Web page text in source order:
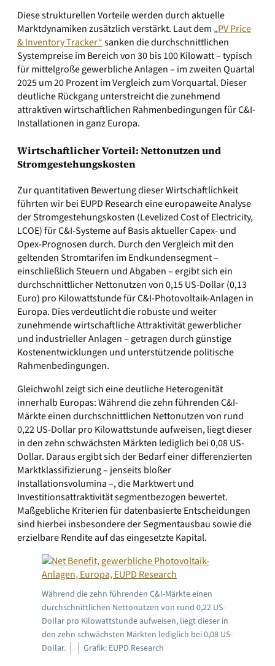
Diese strukturellen Vorteile werden durch aktuelle
Marktdynamiken zusätzlich verstärkt. Laut dem „PV Price
& Inventory Tracker“sanken die durchschnittlichen
Systempreise im Bereich von 30 bis 100 Kilowatt – typisch
für mittelgroße gewerbliche Anlagen – im zweiten Quartal
2025 um 20 Prozent im Vergleich zum Vorquartal. Dieser
deutliche Rückgang unterstreicht die zunehmend
attraktiven wirtschaftlichen Rahmenbedingungen für C&I-
Installationen in ganz Europa.
Wirtschaftlicher Vorteil: Nettonutzen und
Stromgestehungskosten
Zur quantitativen Bewertung dieser Wirtschaftlichkeit
führten wir bei EUPD Research eine europaweite Analyse
der Stromgestehungskosten (Levelized Cost of Electricity,
LCOE) für C&I-Systeme auf Basis aktueller Capex- und
Opex-Prognosen durch. Durch den Vergleich mit den
geltenden Stromtarifen im Endkundensegment –
einschließlich Steuern und Abgaben – ergibt sich ein
durchschnittlicher Nettonutzen von 0,15 US-Dollar (0,13
Euro) pro Kilowattstunde für C&I-Photovoltaik-Anlagen in
Europa. Dies verdeutlicht die robuste und weiter
zunehmende wirtschaftliche Attraktivität gewerblicher
und industrieller Anlagen – getragen durch günstige
Kostenentwicklungen und unterstützende politische
Rahmenbedingungen.
Gleichwohl zeigt sich eine deutliche Heterogenität
innerhalb Europas: Während die zehn führenden C&I-
Märkte einen durchschnittlichen Nettonutzen von rund
0,22 US-Dollar pro Kilowattstunde aufweisen, liegt dieser
in den zehn schwächsten Märkten lediglich bei 0,08 US-
Dollar. Daraus ergibt sich der Bedarf einer differenzierten
Marktklassifizierung – jenseits bloßer
Installationsvolumina –, die Marktwert und
Investitionsattraktivität segmentbezogen bewertet.
Maßgebliche Kriterien für datenbasierte Entscheidungen
sind hierbei insbesondere der Segmentausbau sowie die
erzielbare Rendite auf das eingesetzte Kapital.
Während die zehn führenden C&I-Märkte einen
durchschnittlichen Nettonutzen von rund 0,22 US-
Dollar pro Kilowattstunde aufweisen, liegt dieser in
den zehn schwächsten Märkten lediglich bei 0,08 US-
Dollar.
Grafik: EUPD Research